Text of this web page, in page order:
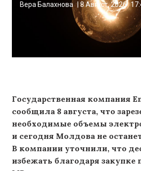
Вера Балахнова 8 Август, 2026
Государственная компания
сообщила 8 августа, что
необходимые объемы
и сегодня Молдова не
В компании уточнили, что
избежать благодаря закупке